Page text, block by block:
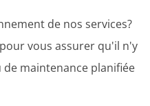
de nos services?
vous assurer qu'il n'y
maintenance planifiée